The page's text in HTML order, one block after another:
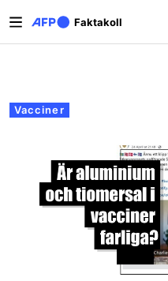
Faktakoll
Primära flikar
Vacciner